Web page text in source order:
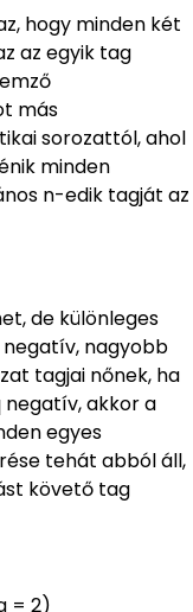
hogy minden két
az egyik tag
más
sorozattól, ahol
minden
n-edik tagját az
de különleges
nagyobb
tagjai nőnek, ha
negatív, akkor a
egyes
tehát abból áll,
követő tag
= 2)